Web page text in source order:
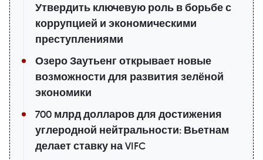
Утвердить ключевую роль в борьбе с
коррупцией и экономическими
преступлениями
Озеро Заутьенг открывает новые
возможности для развития зелёной
экономики
700 млрд долларов для достижения
углеродной нейтральности: Вьетнам
делает ставку на VIFC